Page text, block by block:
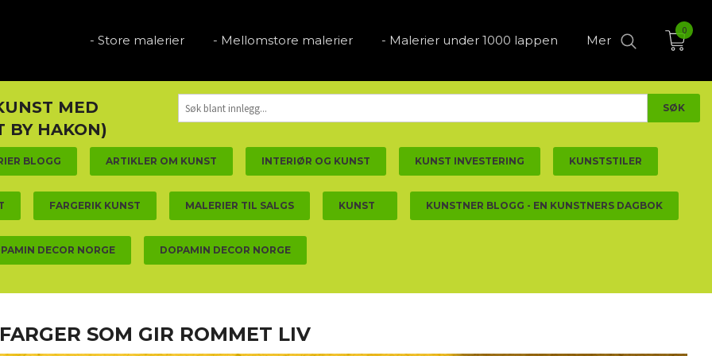
- Store malerier - Mellomstore malerier - Malerier under 1000 lappen Mer
0
MED
BY HAKON)
BLOGG ARTIKLER OM KUNST INTERIØR OG KUNST KUNST INVESTERING KUNSTSTILER
FARGERIK KUNST MALERIER TIL SALGS KUNST KUNSTNER BLOGG - EN KUNSTNERS DAGBOK
DECOR NORGE DOPAMIN DECOR NORGE
SOM GIR ROMMET LIV